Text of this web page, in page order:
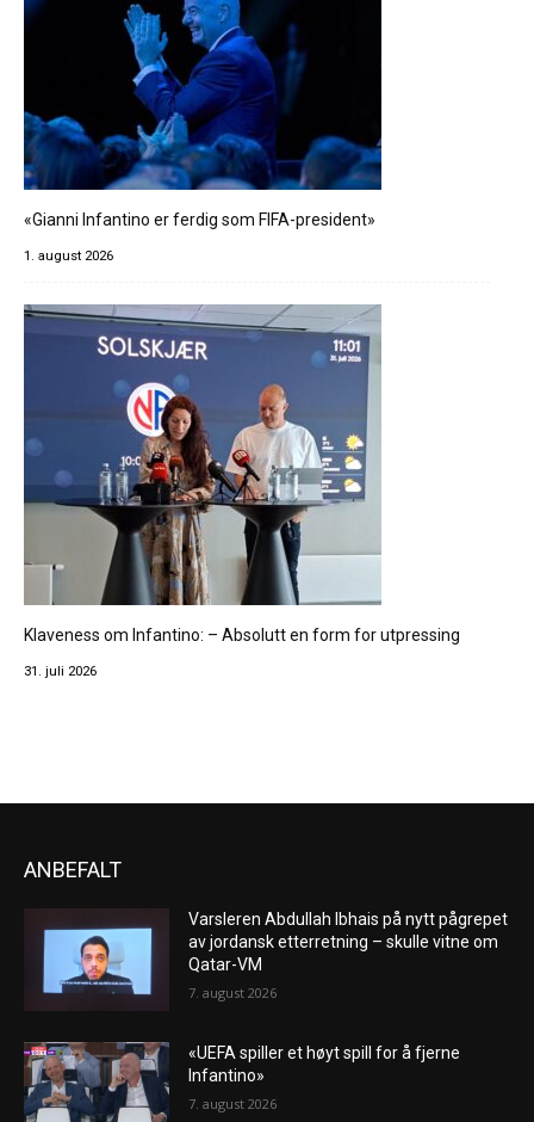
«Gianni Infantino er ferdig som FIFA-president»
1. august 2026
Klaveness om Infantino: – Absolutt en form for utpressing
31. juli 2026
ANBEFALT
Varsleren Abdullah Ibhais på nytt pågrepet
av jordansk etterretning – skulle vitne om
Qatar-VM
7. august 2026
«UEFA spiller et høyt spill for å fjerne
Infantino»
7. august 2026